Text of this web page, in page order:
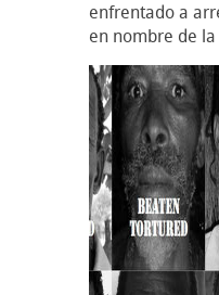
enfrentado a
en nombre de la